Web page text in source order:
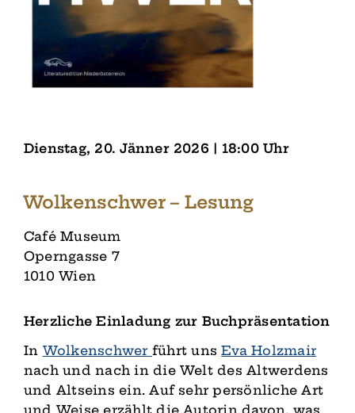
Dienstag, 20. Jänner 2026 | 18:00 Uhr
Wolkenschwer – Lesung
Café Museum
Operngasse 7
1010 Wien
Herzliche Einladung zur Buchpräsentation
In Wolkenschwer führt unsEva Holzmair
nach und nach in die Welt des Altwerdens
und Altseins ein. Auf sehr persönliche Art